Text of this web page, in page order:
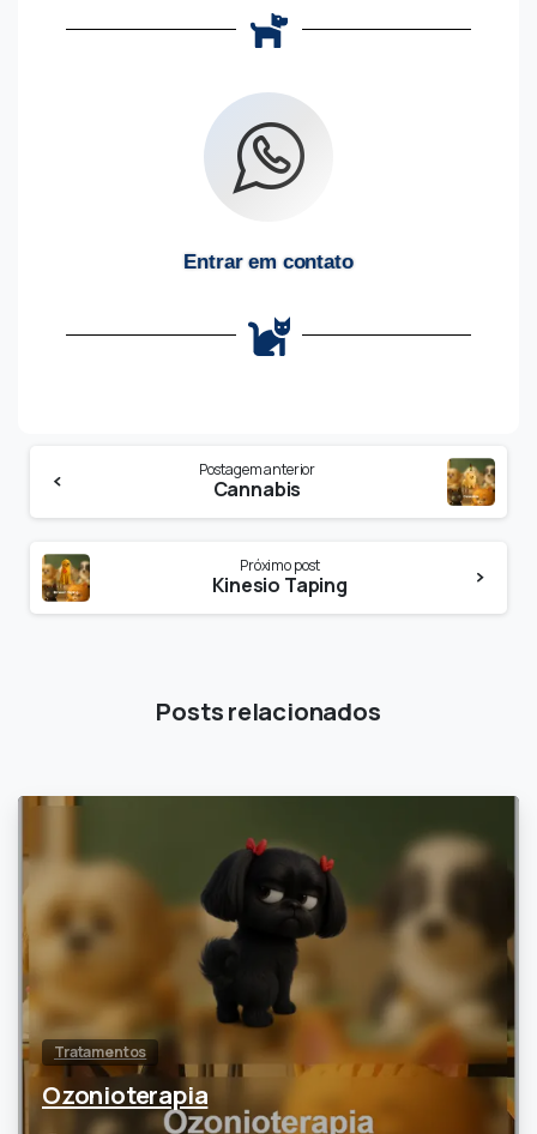
Entrar em contato
Postagem anterior
Cannabis
Próximo post
Kinesio Taping
Posts relacionados
Tratamentos
Ozonioterapia